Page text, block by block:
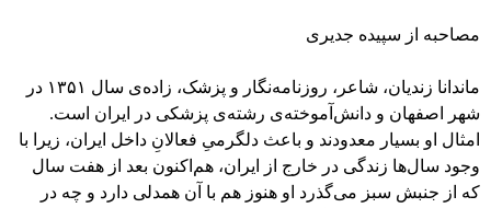
مصاحبه از سپیده جدیری
ماندانا زندیان، شاعر، روزنامه‌نگار و پزشک، زاده‌ی سال ۱۳۵۱ در
شهر اصفهان و دانش‌آموخته‌ی رشته‌ی پزشکی در ایران است.
امثال او بسیار معدودند و باعث دلگرمیِ فعالانِ داخل ایران، زیرا با
وجود سال‌ها زندگی‌ در خارج از ایران، هم‌اکنون بعد از هفت سال
که از جنبش سبز می‌گذرد او هنوز هم با آن همدلی دارد و چه در